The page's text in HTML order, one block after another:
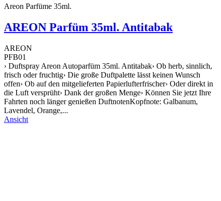
Areon Parfüme 35ml.
AREON Parfüm 35ml. Antitabak
AREON
PFB01
› Duftspray Areon Autoparfüm 35ml. Antitabak› Ob herb, sinnlich,
frisch oder fruchtig› Die große Duftpalette lässt keinen Wunsch
offen› Ob auf den mitgelieferten Papierlufterfrischer› Oder direkt in
die Luft versprüht› Dank der großen Menge› Können Sie jetzt Ihre
Fahrten noch länger genießen DuftnotenKopfnote: Galbanum,
Lavendel, Orange,...
Ansicht